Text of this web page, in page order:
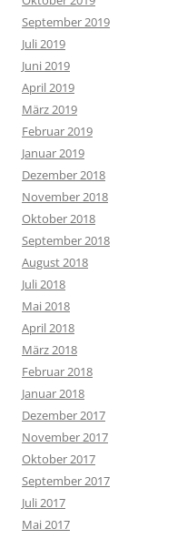
September 2019
Juli 2019
Juni 2019
April 2019
März 2019
Februar 2019
Januar 2019
Dezember 2018
November 2018
Oktober 2018
September 2018
August 2018
Juli 2018
Mai 2018
April 2018
März 2018
Februar 2018
Januar 2018
Dezember 2017
November 2017
Oktober 2017
September 2017
Juli 2017
Mai 2017